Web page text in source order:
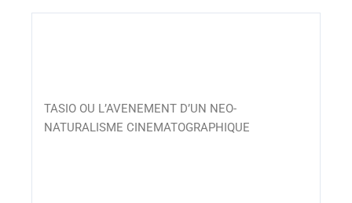
TASIO OU L’AVENEMENT D’UN NEO-
NATURALISME CINEMATOGRAPHIQUE